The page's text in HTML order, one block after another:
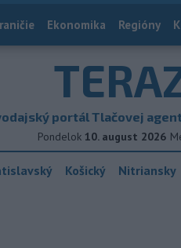
Ekonomika Regióny
portál Tlačovej
Pondelok 10. august 2026
Košický Nitriansky